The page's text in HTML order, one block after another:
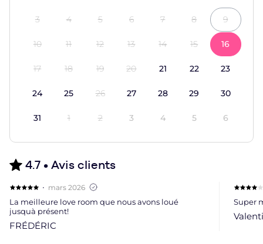
3 4 5 6 7 8 9
10 11 12 13 14 15 16
17 18 19 20 21 22 23
24 25 26 27 28 29 30
31 1 2 3 4 5 6
4.7 • Avis clients
Évaluation 5 étoiles
,· mars 2026
La meilleure love room que nous avons loué
jusquà présent!
FRÉDÉRIC
Super